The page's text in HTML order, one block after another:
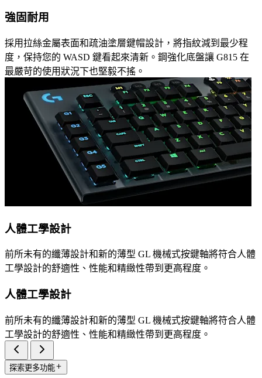
強固耐用
採用拉絲金屬表面和疏油塗層鍵帽設計，將指紋減到最少程
度，保持您的 WASD 鍵看起來清新。鋼強化底盤讓 G815 在
最嚴苛的使用狀況下也堅毅不搖。
人體工學設計
前所未有的纖薄設計和新的薄型 GL 機械式按鍵軸將符合人體
工學設計的舒適性、性能和精緻性帶到更高程度。
人體工學設計
前所未有的纖薄設計和新的薄型 GL 機械式按鍵軸將符合人體
工學設計的舒適性、性能和精緻性帶到更高程度。
探索更多功能